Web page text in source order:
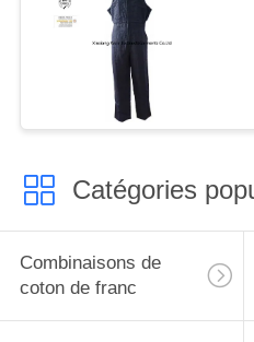
Catégories
Combinaisons de
coton de franc